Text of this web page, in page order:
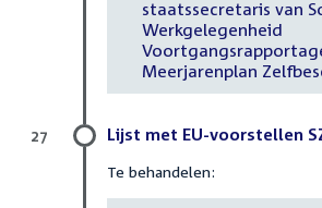
staatssecretaris van
Werkgelegenheid
Meerjarenplan
Lijst met EU-voorstellen
Te behandelen:
27